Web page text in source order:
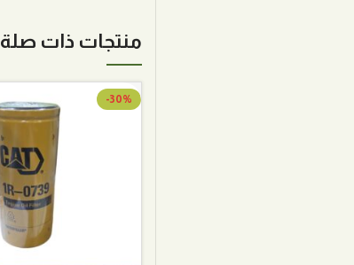
منتجات ذات صلة
-30%